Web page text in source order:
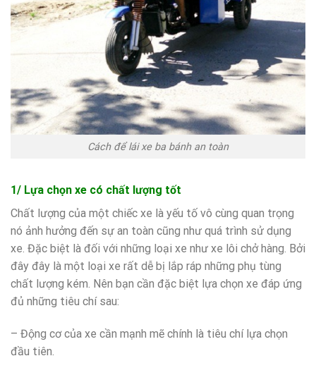
Cách để lái xe ba bánh an toàn
1/ Lựa chọn xe có chất lượng tốt
Chất lượng của một chiếc xe là yếu tố vô cùng quan trọng
nó ảnh hưởng đến sự an toàn cũng như quá trình sử dụng
xe. Đặc biệt là đối với những loại xe như xe lôi chở hàng. Bởi
đây đây là một loại xe rất dễ bị lắp ráp những phụ tùng
chất lượng kém. Nên bạn cần đặc biệt lựa chọn xe đáp ứng
đủ những tiêu chí sau:
– Động cơ của xe cần mạnh mẽ chính là tiêu chí lựa chọn
đầu tiên.